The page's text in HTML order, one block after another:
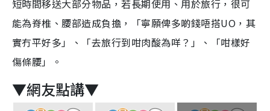
短時間移送大部分物品，若長期使用、用於旅行，很可
能為脊椎、腰部造成負擔，「寧願俾多啲錢唔搭UO，其
實冇平好多」、「去旅行到咁肉酸為咩？ 」、「咁樣好
傷條腰」。
▼網友點講▼